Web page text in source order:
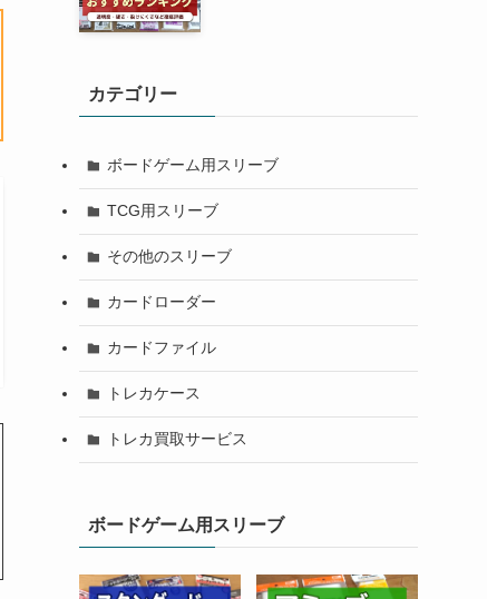
カテゴリー
ボードゲーム用スリーブ
TCG用スリーブ
その他のスリーブ
カードローダー
カードファイル
トレカケース
トレカ買取サービス
ボードゲーム用スリーブ